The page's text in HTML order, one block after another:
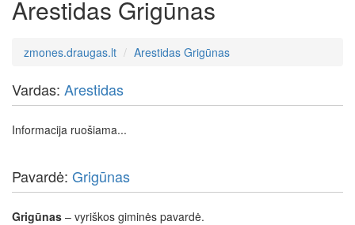
Arestidas Grigūnas
zmones.draugas.lt Arestidas Grigūnas
Vardas: Arestidas
Informacija ruošiama...
Pavardė: Grigūnas
Grigūnas – vyriškos giminės pavardė.